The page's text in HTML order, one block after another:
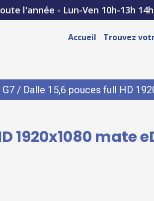
l'année - Lun-Ven 10h-13h
Accueil Trouvez
/ Dalle 15,6 pouces full HD
1920x1080 mate